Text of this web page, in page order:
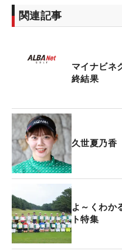
感じやったけれど、や
頑張ろう」と、ともに
が、決め切ってパーを
4ホール目は両者とも
したが、5ホール目を
正規の18ホールではボ
ないところもあったけ
ていた。ラインが読み
たけれど、キャディさ
ディが取れました」と
2003年生まれのダイヤ
クラブは、「めっちゃ
関連記事
マイナビネ
終結果
久世夏乃香
よ～くわ
ト特集